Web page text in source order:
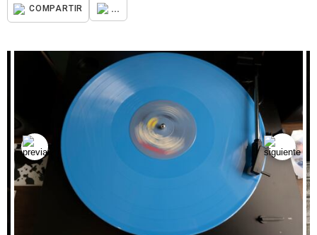
COMPARTIR ...